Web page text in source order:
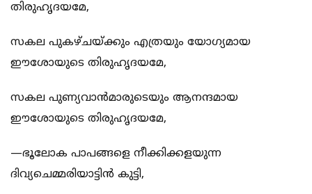
തിരുഹൃദയമേ,
സകല‍ പുകഴ്ചയ്ക്കും എത്രയും യോഗ്യമായ
ഈശോയുടെ തിരുഹൃദയമേ,
സകല പുണ്യവാന്‍മാരുടെയും ആനന്ദമായ
ഈശോയുടെ തിരുഹൃദയമേ,
—ഭൂലോക പാപങ്ങളെ നീക്കിക്കളയുന്ന
ദിവ്യചെമ്മരിയാട്ടിന്‍ കുട്ടി,